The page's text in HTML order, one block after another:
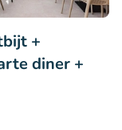
+
diner +